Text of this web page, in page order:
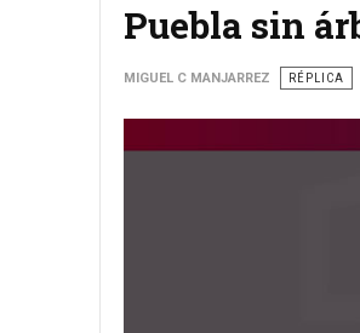
Puebla sin
MIGUEL C MANJARREZ RÉPLICA